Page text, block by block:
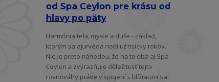
od Spa Ceylon pre krásu od
hlavy po päty
Harmónia tela, mysle a duše - základ,
ktorým sa ajurvéda riadi už tisícky rokov.
Nie je preto náhodou, že na to dbá aj Spa
Ceylon a zvýrazňuje dôležitosť tejto
rovnováhy práve v spojení s blížiacimi sa